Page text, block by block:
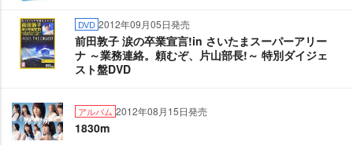
DVD 2012年09月05日発売
前田敦子 涙の卒業宣言!in さいたまスーパーアリー
ナ ～業務連絡。頼むぞ、片山部長!～ 特別ダイジェ
スト盤DVD
アルバム 2012年08月15日発売
1830m